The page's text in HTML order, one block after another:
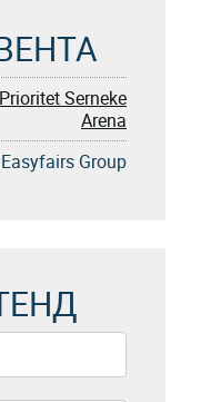
Prioritet Serneke
Arena
Easyfairs Group